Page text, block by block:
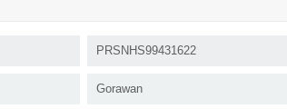
PRSNHS99431622
Gorawan